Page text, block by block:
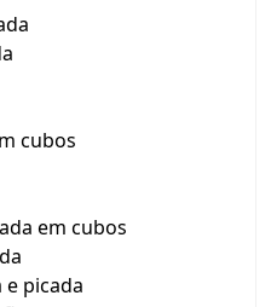
cubos
em cubos
picada